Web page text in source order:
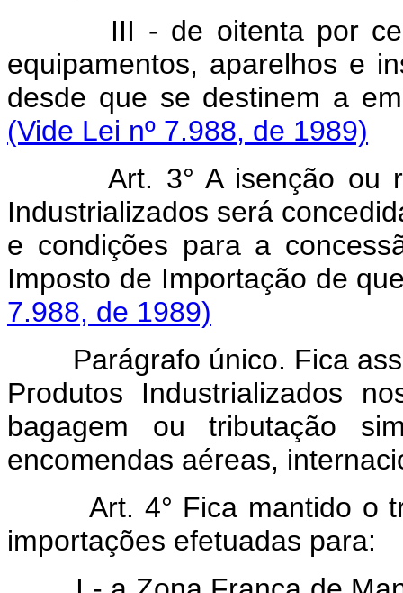
III - de oitenta por
equipamentos, aparelhos e
desde que se destinem a
(Vide Lei nº 7.988, de 1989)
Art. 3° A isenção ou
Industrializados será
e condições para a
Imposto de Importação de
7.988, de 1989)
Parágrafo único. Fica
Produtos Industrializados
bagagem ou tributação
encomendas aéreas,
Art. 4° Fica mantido o
importações efetuadas para: